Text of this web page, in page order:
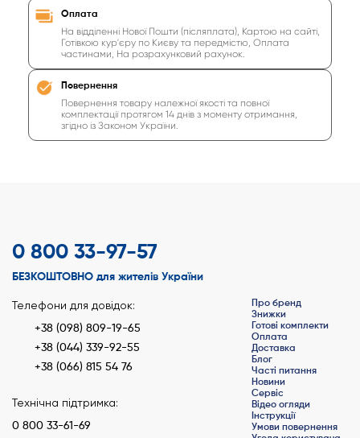
Оплата
На відділенні Нової Пошти (післяплата), Картою на сайті,
Готівкою кур'єру по Києву та передмістю, Оплата
частинами, На розрахунковий рахунок.
Повернення
Повернення товару належної якості та повної
комплектації протягом 14 днів з моменту отримання,
згідно із Законом України.
0 800 33-97-57
БЕЗКОШТОВНО для жителів України
Телефони для довідок:
+38 (098) 809-19-65
+38 (044) 339-92-55
+38 (066) 815 54 76
Технічна підтримка:
0 800 33-61-69
Про бренд
Знижки
Готові комплекти
Оплата
Доставка
Блог
Часті питання
Новини
Сервіс
Відео огляди
Інструкції
Умови повернення